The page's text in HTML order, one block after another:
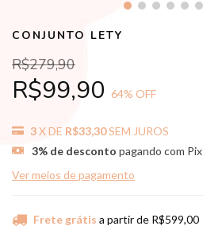
CONJUNTO LETY
R$279,90
R$99,90 64% OFF
3X DE R$33,30SEM JUROS
3% de desconto pagando com Pix
Ver meios de pagamento
Frete grátis a partir de R$599,00